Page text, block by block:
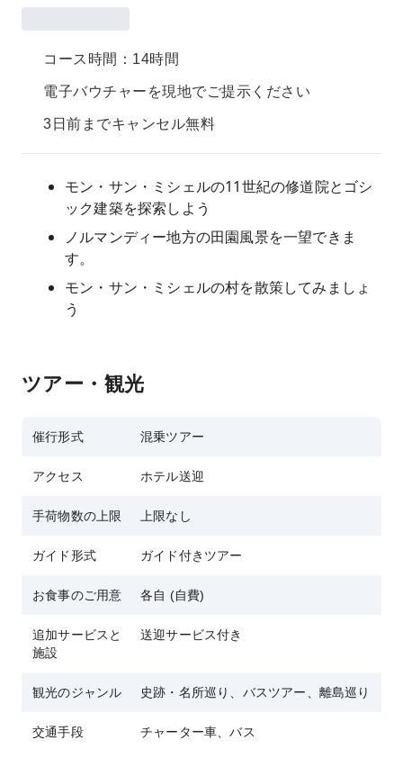
コース時間：14時間
電子バウチャーを現地でご提示ください
3日前までキャンセル無料
モン・サン・ミシェルの11世紀の修道院とゴシ
ック建築を探索しよう
ノルマンディー地方の田園風景を一望できま
す。
モン・サン・ミシェルの村を散策してみましょ
う
ツアー・観光
催行形式 混乗ツアー
アクセス ホテル送迎
手荷物数の上限 上限なし
ガイド形式 ガイド付きツアー
お食事のご用意 各自 (自費)
追加サービスと
施設
送迎サービス付き
観光のジャンル 史跡・名所巡り、バスツアー、離島巡り
交通手段 チャーター車、バス